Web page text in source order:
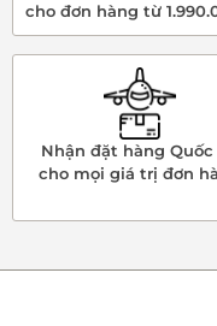
cho đơn hàng từ
Nhận đặt hàng Quốc
cho mọi giá trị đơn